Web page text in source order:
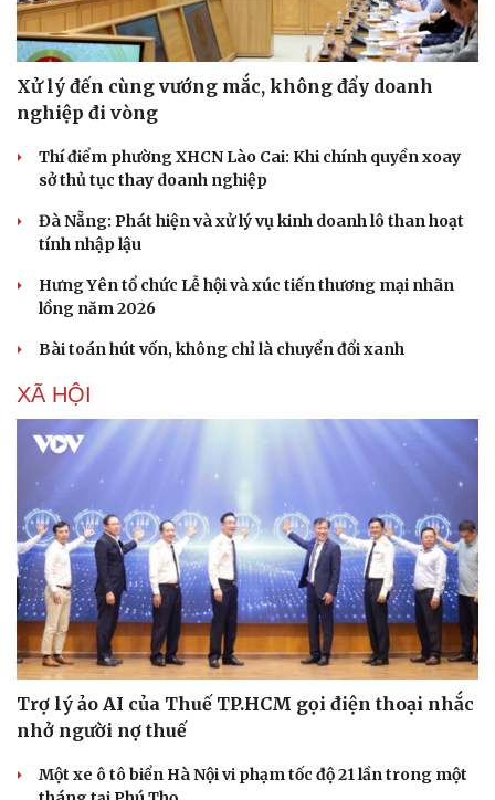
Sân khấu - Điện ảnh
Văn học
Âm nhạc
Di sản
Nghệ sĩ
Sao Việt
Xử lý đến cùng vướng mắc, không đẩy doanh
nghiệp đi vòng
Thí điểm phường XHCN Lào Cai: Khi chính quyền xoay
sở thủ tục thay doanh nghiệp
Đà Nẵng: Phát hiện và xử lý vụ kinh doanh lô than hoạt
tính nhập lậu
Hưng Yên tổ chức Lễ hội và xúc tiến thương mại nhãn
lồng năm 2026
Bài toán hút vốn, không chỉ là chuyển đổi xanh
XÃ HỘI
Trợ lý ảo AI của Thuế TP.HCM gọi điện thoại nhắc
nhở người nợ thuế
Một xe ô tô biển Hà Nội vi phạm tốc độ 21 lần trong một